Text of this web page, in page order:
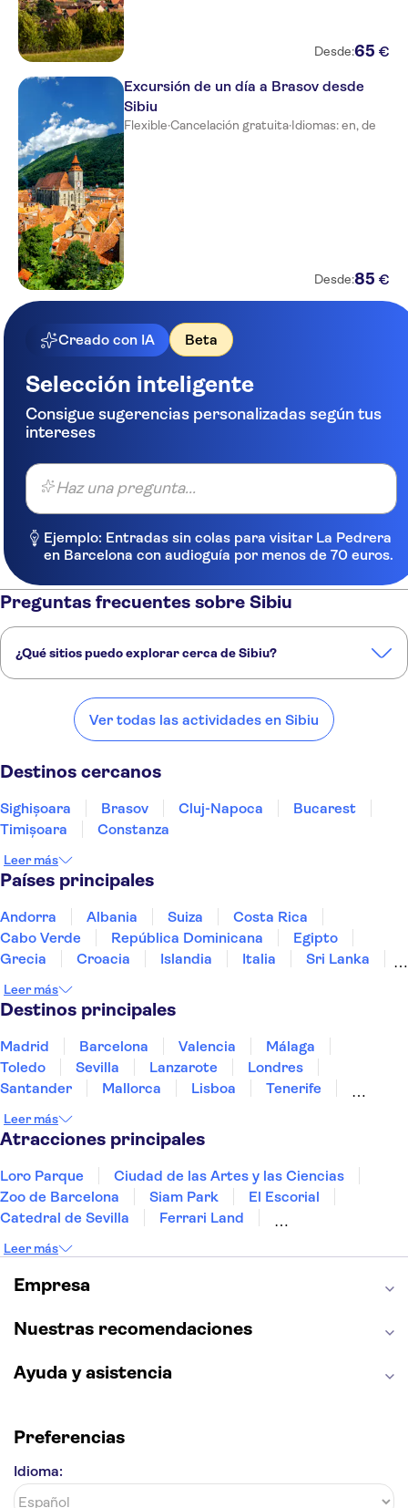
Desde:65 €
Excursión de un día a Brasov desde
Sibiu
Flexible·Cancelación gratuita·Idiomas: en, de
Desde:85 €
Creado con IA Beta
Selección inteligente
Consigue sugerencias personalizadas según tus
intereses
Haz una pregunta...
Ejemplo: Entradas sin colas para visitar La Pedrera
en Barcelona con audioguía por menos de 70 euros.
Preguntas frecuentes sobre Sibiu
¿Qué sitios puedo explorar cerca de Sibiu?
Ver todas las actividades en Sibiu
Destinos cercanos
Sighișoara Brasov Cluj-Napoca
Bucarest
Timișoara
Constanza
Leer más
Países principales
Andorra Albania Suiza
Costa Rica
Cabo Verde
República Dominicana
Egipto
Grecia
Croacia Islandia Italia
Sri Lanka
Portugal
Tailandia
Leer más
Destinos principales
Madrid Barcelona Valencia
Málaga
Toledo
Sevilla Lanzarote
Londres
Santander
Mallorca Lisboa
Tenerife
Bilbao
Menorca Granada
Leer más
Atracciones principales
Loro Parque
Ciudad de las Artes y las Ciencias
Zoo de Barcelona
Siam Park
El Escorial
Catedral de Sevilla
Ferrari Land
Montserrat
Museo del Louvre
La Sagrada Familia
Alhambra
La Giralda
Medina Azahara
Leer más
Empresa
Nuestras recomendaciones
Ayuda y asistencia
Preferencias
Idioma: